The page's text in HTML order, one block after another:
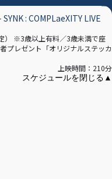
: COMPLaeXITY LIVE
） ※3歳以上有料／3歳未満で座
レゼント「オリジナルステッカ
上映時間：210分